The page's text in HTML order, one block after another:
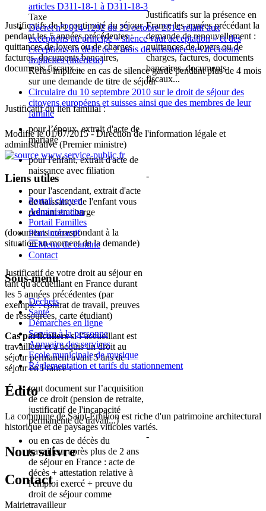
Justificatifs de la continuité du séjour
pendant les 5 années précédentes :
quittances de loyers ou de charges,
factures, documents bancaires,
documents fiscaux...
Justificatifs sur la présence en
France les années précédant la
demande de renouvellement :
quittances de loyers ou de
charges, factures, documents
bancaires, documents
fiscaux...
Justificatif du lien familial :
pour l’époux, extrait d'acte de
mariage
pour l'enfant, extrait d'acte de
naissance avec filiation
pour l'ascendant, extrait d'acte
de naissance de l'enfant vous
prenant en charge
(documents correspondant à la
situation au moment de la demande)
-
Justificatif de votre droit au séjour en
tant qu'accueillant en France durant
les 5 années précédentes (par
exemple : contrat de travail, preuves
de ressources, carte étudiant)
Cas particulierssi l’accueillant est
travailleur et a acquis un droit au
séjour permanent avant 5 ans de
séjour en France :
tout document sur l’acquisition
de ce droit (pension de retraite,
justificatif de l'incapacité
permanente de travail...)
ou en cas de décès du
travailleur après plus de 2 ans
de séjour en France : acte de
décès + attestation relative à
l'emploi exercé + preuve du
droit de séjour comme
travailleur
-
articles D311-18-1 à D311-18-3
Taxe
Décret n°2014-1292 du 23 octobre 2014 relatif aux
exceptions au principe « silence vaut acceptation » et des
exceptions au délai de 2 mois de naissance des décisions
implicites (intérieur)
Refus implicite en cas de silence gardé pendant plus de 4 mois
sur une demande de titre de séjour
Circulaire du 10 septembre 2010 sur le droit de séjour des
citoyens européens et suisses ainsi que des membres de leur
famille
Modifié le 01/07/2015 - Direction de l'information légale et
administrative (Premier ministre)
Liens utiles
Portail citoyen
Administration
Portail Familles
Plan intéractif
Menu de cantine
Contact
Sous-menu
Déchets
Santé
Démarches en ligne
Service à la personne
Annuaire des services
Ecole municipale de musique
Réglementation et tarifs du stationnement
Édito
La commune de Saint-Emilion est riche d'un patrimoine architectural
historique et de paysages viticoles variés.
Nous suivre
Contact
Mairie :